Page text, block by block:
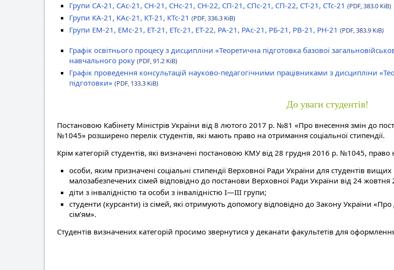
Групи СА-21, САс-21, СН-21, СНс-21, СН-22, СП-21, СПс-21, СП-22, СТ-21, СТс-21 (PDF, 383.0 KiB)
Групи КА-21, КАс-21, КТ-21, КТс-21 (PDF, 336.3 KiB)
Групи ЕМ-21, ЕМс-21, ЕТ-21, ЕТс-21, ЕТ-22, РА-21, РАс-21, РБ-21, РВ-21, РН-21 (PDF, 383.9 KiB)
Графік освітнього процесу з дисципліни «Теоретична підготовка базової
навчального року (PDF, 91.2 KiB)
Графік проведення консультацій науково-педагогічними працівниками з дисципліни
підготовки» (PDF, 133.3 KiB)
До уваги студентів!
Постановою Кабінету Міністрів України від 8 лютого 2017 р. №81 «Про внесення змін до
№1045» розширено перелік студентів, які мають право на отримання соціальної стипендії.
Крім категорій студентів, які визначені постановою КМУ від 28 грудня 2016 р. №1045, право
особи, яким призначені соціальні стипендії Верховної Ради України для студентів вищих
малозабезпечених сімей відповідно до постанови Верховної Ради України від 24
діти з інвалідністю та особи з інвалідністю I—III групи;
студенти (курсанти) із сімей, які отримують допомогу відповідно до Закону України
сім’ям».
Студентів визначених категорій просимо звернутися у деканати факультетів для